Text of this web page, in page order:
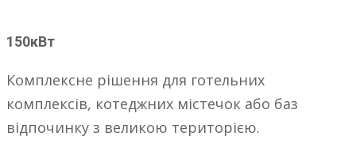
150кВт
Комплексне рішення для готельних
комплексів, котеджних містечок або баз
відпочинку з великою територією.